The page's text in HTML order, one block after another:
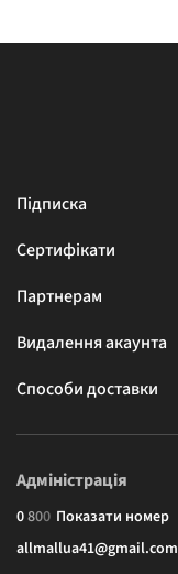
Підписка
Сертифікати
Партнерам
Видалення акаунта
Способи доставки
Адміністрація
0800 Показати номер
allmallua41@gmail.com